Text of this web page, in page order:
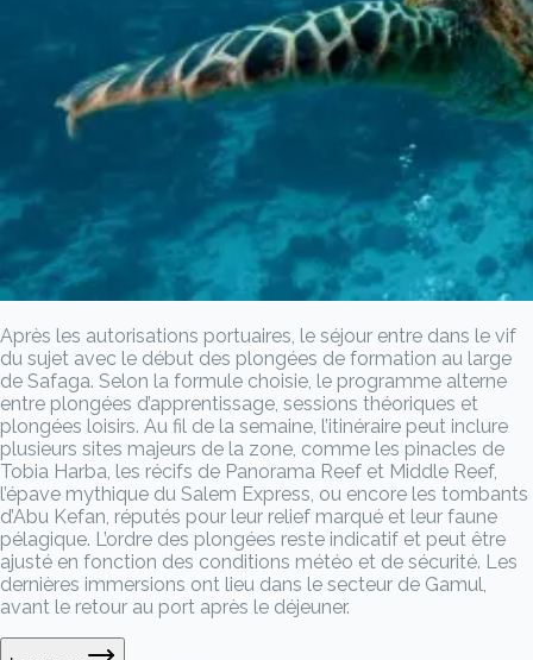
Après les autorisations portuaires, le séjour entre dans le vif
du sujet avec le début des plongées de formation au large
de Safaga. Selon la formule choisie, le programme alterne
entre plongées d’apprentissage, sessions théoriques et
plongées loisirs. Au fil de la semaine, l’itinéraire peut inclure
plusieurs sites majeurs de la zone, comme les pinacles de
Tobia Harba, les récifs de Panorama Reef et Middle Reef,
l’épave mythique du Salem Express, ou encore les tombants
d’Abu Kefan, réputés pour leur relief marqué et leur faune
pélagique. L’ordre des plongées reste indicatif et peut être
ajusté en fonction des conditions météo et de sécurité. Les
dernières immersions ont lieu dans le secteur de Gamul,
avant le retour au port après le déjeuner.